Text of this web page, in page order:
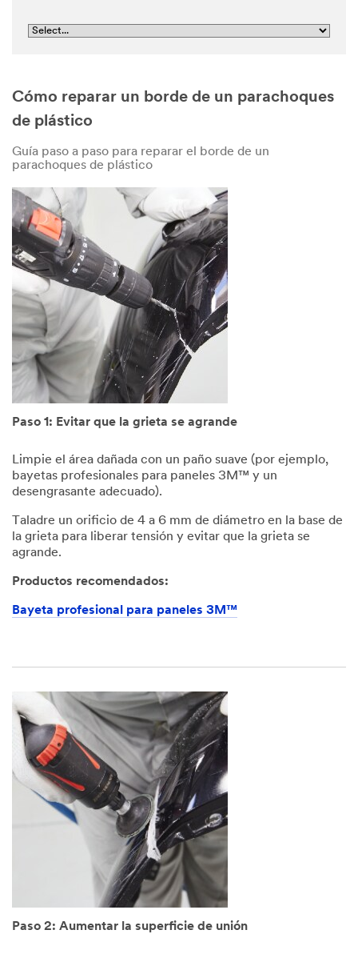
Cómo reparar un borde de un parachoques
de plástico
Guía paso a paso para reparar el borde de un
parachoques de plástico
Paso 1: Evitar que la grieta se agrande
Limpie el área dañada con un paño suave (por ejemplo,
bayetas profesionales para paneles 3M™ y un
desengrasante adecuado).
Taladre un orificio de 4 a 6 mm de diámetro en la base de
la grieta para liberar tensión y evitar que la grieta se
agrande.
Productos recomendados:
Bayeta profesional para paneles 3M™
Paso 2: Aumentar la superficie de unión